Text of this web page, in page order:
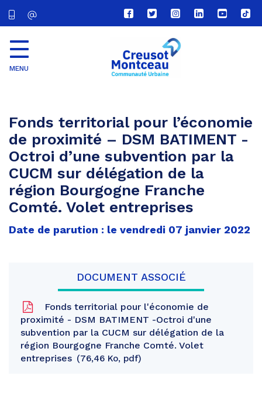
Lien
vers
compte
Facebook
Lien
vers
compte
Twitter
Lien
vers
le
compte
Lien
vers
Lien
vers
Lien
vers
MENU
Fonds territorial pour l’économie
de proximité – DSM BATIMENT -
Octroi d’une subvention par la
CUCM sur délégation de la
région Bourgogne Franche
Comté. Volet entreprises
Date de parution : le vendredi 07 janvier 2022
DOCUMENT ASSOCIÉ
Fonds territorial pour l'économie de
proximité - DSM BATIMENT -Octroi d'une
subvention par la CUCM sur délégation de la
région Bourgogne Franche Comté. Volet
entreprises
76,46 Ko, pdf